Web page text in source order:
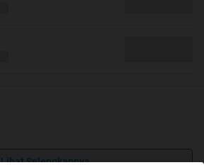
Lihat Selengkapnya